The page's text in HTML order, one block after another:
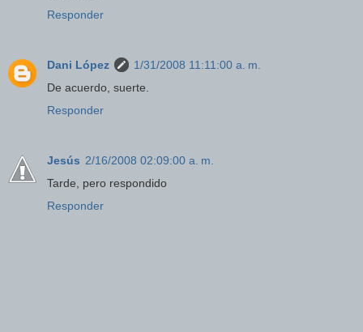
Responder
Dani López
1/31/2008 11:11:00 a. m.
De acuerdo, suerte.
Responder
Jesús 2/16/2008 02:09:00 a. m.
Tarde, pero respondido
Responder